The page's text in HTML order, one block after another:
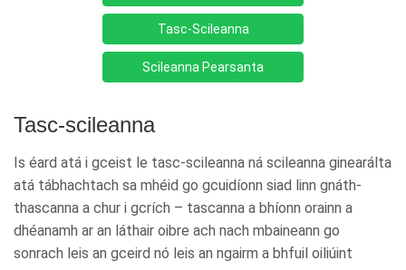
Tasc-Scileanna
Scileanna Pearsanta
Tasc-scileanna
Is éard atá i gceist le tasc-scileanna ná scileanna ginearálta
atá tábhachtach sa mhéid go gcuidíonn siad linn gnáth-
thascanna a chur i gcrích – tascanna a bhíonn orainn a
dhéanamh ar an láthair oibre ach nach mbaineann go
sonrach leis an gceird nó leis an ngairm a bhfuil oiliúint